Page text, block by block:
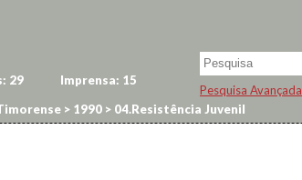
Pesquisa Avançada
29 Imprensa: 15
> 1990 > 04.Resistência Juvenil